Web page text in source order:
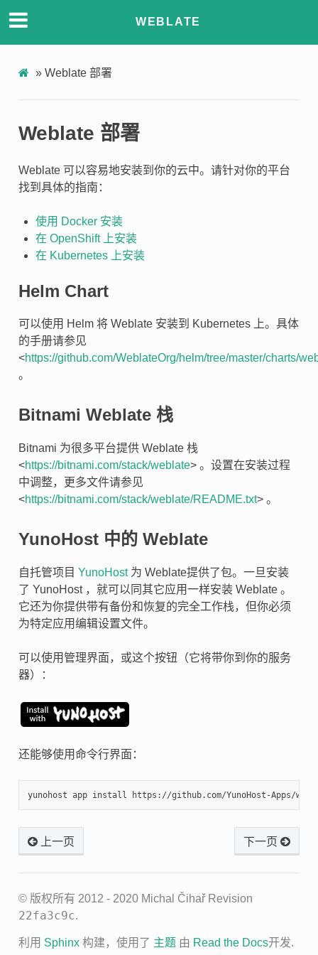
WEBLATE
» Weblate 部署
Weblate 部署
Weblate 可以容易地安装到你的云中。请针对你的平台
找到具体的指南：
使用 Docker 安装
在 OpenShift 上安装
在 Kubernetes 上安装
Helm Chart
可以使用 Helm 将 Weblate 安装到 Kubernetes 上。具体
的手册请参见
<https://github.com/WeblateOrg/helm/tree/master/charts/
。
Bitnami Weblate 栈
Bitnami 为很多平台提供 Weblate 栈
<https://bitnami.com/stack/weblate> 。设置在安装过程
中调整，更多文件请参见
<https://bitnami.com/stack/weblate/README.txt> 。
YunoHost 中的 Weblate
自托管项目 YunoHost为 Weblate提供了包。一旦安装
了 YunoHost ，就可以同其它应用一样安装 Weblate 。
它还为你提供带有备份和恢复的完全工作栈，但你必须
为特定应用编辑设置文件。
可以使用管理界面，或这个按钮（它将带你到你的服务
器）：
还能够使用命令行界面：
下一页
上一页
© 版权所有 2012 - 2020 Michal Čihař Revision
22fa3c9c.
利用 Sphinx构建，使用了 主题 由 Read the Docs开发.